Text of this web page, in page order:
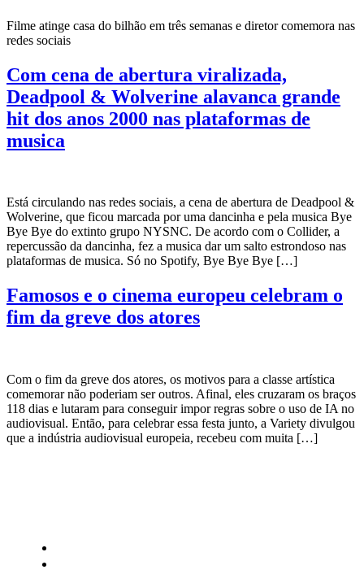
Filme atinge casa do bilhão em três semanas e diretor comemora nas
redes sociais
Com cena de abertura viralizada,
Deadpool & Wolverine alavanca grande
hit dos anos 2000 nas plataformas de
musica
Está circulando nas redes sociais, a cena de abertura de Deadpool &
Wolverine, que ficou marcada por uma dancinha e pela musica Bye
Bye Bye do extinto grupo NYSNC. De acordo com o Collider, a
repercussão da dancinha, fez a musica dar um salto estrondoso nas
plataformas de musica. Só no Spotify, Bye Bye Bye […]
Famosos e o cinema europeu celebram o
fim da greve dos atores
Com o fim da greve dos atores, os motivos para a classe artística
comemorar não poderiam ser outros. Afinal, eles cruzaram os braços
118 dias e lutaram para conseguir impor regras sobre o uso de IA no
audiovisual. Então, para celebrar essa festa junto, a Variety divulgou
que a indústria audiovisual europeia, recebeu com muita […]